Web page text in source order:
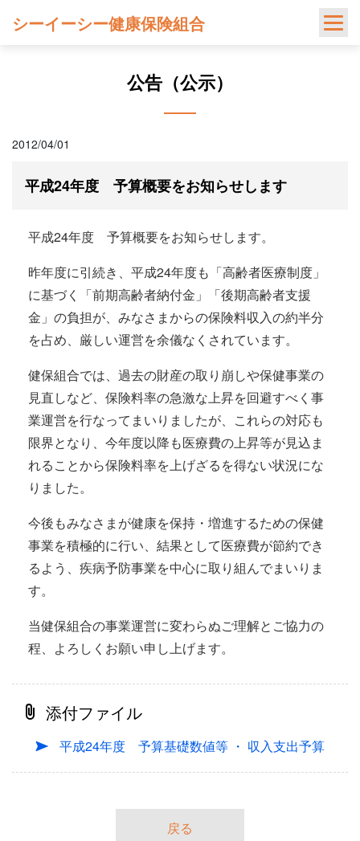
シーイーシー健康保険組合
公告（公示）
2012/04/01
平成24年度 予算概要をお知らせします
平成24年度 予算概要をお知らせします。
昨年度に引続き、平成24年度も「高齢者医療制度」
に基づく「前期高齢者納付金」「後期高齢者支援
金」の負担が、みなさまからの保険料収入の約半分
を占め、厳しい運営を余儀なくされています。
健保組合では、過去の財産の取り崩しや保健事業の
見直しなど、保険料率の急激な上昇を回避すべく事
業運営を行なってまいりましたが、これらの対応も
限界となり、今年度以降も医療費の上昇等が見込ま
れることから保険料率を上げざるを得ない状況にな
りました。
今後もみなさまが健康を保持・増進するための保健
事業を積極的に行い、結果として医療費が節約でき
るよう、疾病予防事業を中心に取り組んでまいりま
す。
当健保組合の事業運営に変わらぬご理解とご協力の
程、よろしくお願い申し上げます。
添付ファイル
平成24年度 予算基礎数値等 ・ 収入支出予算
戻る